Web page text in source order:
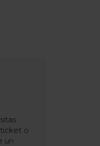
ticket o
un